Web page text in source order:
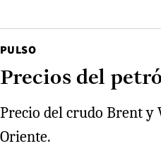
PULSO
Precios del
Precio del crudo Brent y
Oriente.